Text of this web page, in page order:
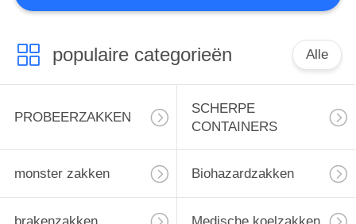
Eerste hulppakket
8
populaire categorieën Alle
PROBEERZAKKEN
SCHERPE
CONTAINERS
monster zakken Biohazardzakken